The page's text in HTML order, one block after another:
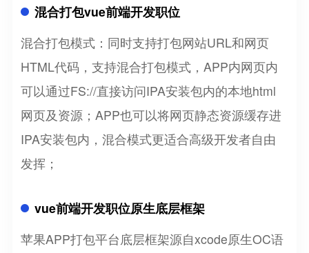
混合打包vue前端开发职位
混合打包模式：同时支持打包网站URL和网页
HTML代码，支持混合打包模式，APP内网页内
可以通过FS://直接访问IPA安装包内的本地html
网页及资源；APP也可以将网页静态资源缓存进
IPA安装包内，混合模式更适合高级开发者自由
发挥；
vue前端开发职位原生底层框架
苹果APP打包平台底层框架源自xcode原生OC语